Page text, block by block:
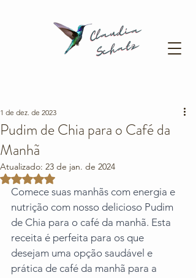
Pudim de Chia para o Café da
Manhã
1 de dez. de 2023
Atualizado: 23 de jan. de 2024
Avaliado com NaN de 5 estrelas.
Comece suas manhãs com energia e
nutrição com nosso delicioso Pudim
de Chia para o café da manhã. Esta
receita é perfeita para os que
desejam uma opção saudável e
prática de café da manhã para a